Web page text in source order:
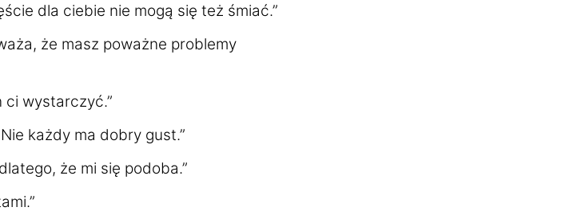
dla ciebie nie mogą się też śmiać.”
że masz poważne problemy
ci wystarczyć.”
każdy ma dobry gust.”
że mi się podoba.”